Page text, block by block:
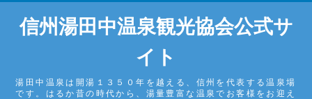
信州湯田中温泉観光協会公式サ
イト
湯田中温泉は開湯１３５０年を越える、信州を代表する温泉場
です。はるか昔の時代から、湯量豊富な温泉でお客様をお迎え